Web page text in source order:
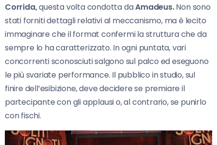
Corrida,questa volta condotta daAmadeus.Non sono
stati forniti dettagli relativi al meccanismo, ma è lecito
immaginare che il format confermi la struttura che da
sempre lo ha caratterizzato. In ogni puntata, vari
concorrenti sconosciuti salgono sul palco ed eseguono
le più svariate performance. Il pubblico in studio, sul
finire dell’esibizione, deve decidere se premiare il
partecipante con gli applausi o, al contrario, se punirlo
con fischi.